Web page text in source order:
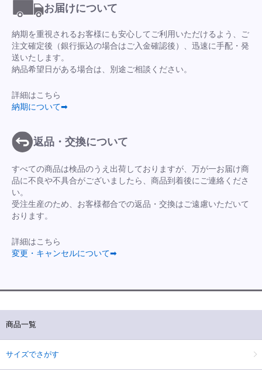
お届けについて
納期を重視されるお客様にも安心してご利用いただけるよう、ご
注文確定後（銀行振込の場合はご入金確認後）、迅速に手配・発
送いたします。
納品希望日がある場合は、別途ご相談ください。
詳細はこちら
納期について➡
返品・交換について
すべての商品は検品のうえ出荷しておりますが、万が一お届け商
品に不良や不具合がございましたら、商品到着後にご連絡くださ
い。
受注生産のため、お客様都合での返品・交換はご遠慮いただいて
おります。
詳細はこちら
変更・キャンセルについて➡
商品一覧
サイズでさがす